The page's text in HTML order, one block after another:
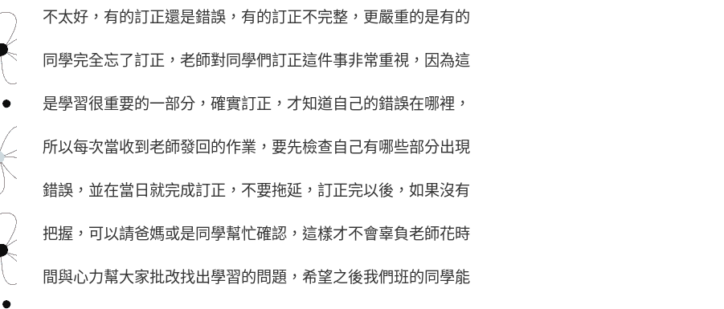
不太好，有的訂正還是錯誤，有的訂正不完整，更嚴重的是有的
同學完全忘了訂正，老師對同學們訂正這件事非常重視，因為這
是學習很重要的一部分，確實訂正，才知道自己的錯誤在哪裡，
所以每次當收到老師發回的作業，要先檢查自己有哪些部分出現
錯誤，並在當日就完成訂正，不要拖延，訂正完以後，如果沒有
把握，可以請爸媽或是同學幫忙確認，這樣才不會辜負老師花時
間與心力幫大家批改找出學習的問題，希望之後我們班的同學能